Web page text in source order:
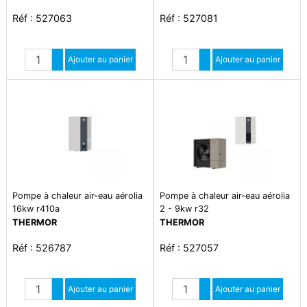
Réf : 527063
Quantité
Augmenter quantité
Diminuer quantité
Ajouter au panier
Réf : 527081
Quantité
Augmenter quantité
Diminuer quantité
Ajouter au panier
Pompe à chaleur air-eau aérolia
16kw r410a
THERMOR
Réf : 526787
Quantité
Augmenter quantité
Diminuer quantité
Ajouter au panier
Pompe à chaleur air-eau aérolia
2 - 9kw r32
THERMOR
Réf : 527057
Quantité
Augmenter quantité
Diminuer quantité
Ajouter au panier